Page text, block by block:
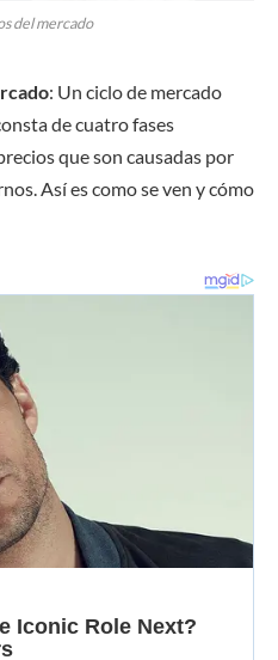
del mercado
: Un ciclo de mercado
de cuatro fases
que son causadas por
Así es como se ven y cómo